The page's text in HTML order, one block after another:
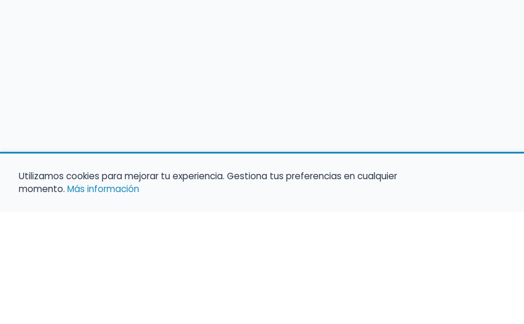
Utilizamos cookies para mejorar tu experiencia. Gestiona tus preferencias en cualquier
momento. Más información